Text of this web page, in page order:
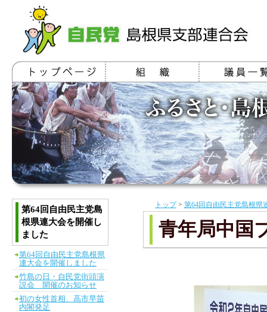
トップ> 第64回自由民主党島根県
青年局中国
第64回自由民主党島
根県連大会を開催し
ました
第64回自由民主党島根県
連大会を開催しました
竹島の日・自民党街頭演
説会 開催のお知らせ
初の女性首相、高市早苗
内閣発足